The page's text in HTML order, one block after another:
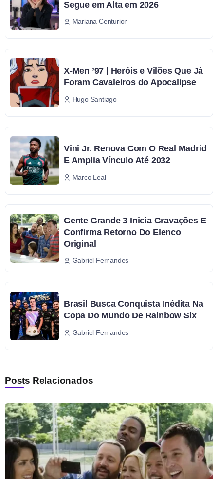
Segue em Alta em 2026
Mariana Centurion
X-Men ’97 | Heróis e Vilões Que Já
Foram Cavaleiros do Apocalipse
Hugo Santiago
Vini Jr. Renova Com O Real Madrid
E Amplia Vínculo Até 2032
Marco Leal
Gente Grande 3 Inicia Gravações E
Confirma Retorno Do Elenco
Original
Gabriel Fernandes
Brasil Busca Conquista Inédita Na
Copa Do Mundo De Rainbow Six
Gabriel Fernandes
Posts Relacionados